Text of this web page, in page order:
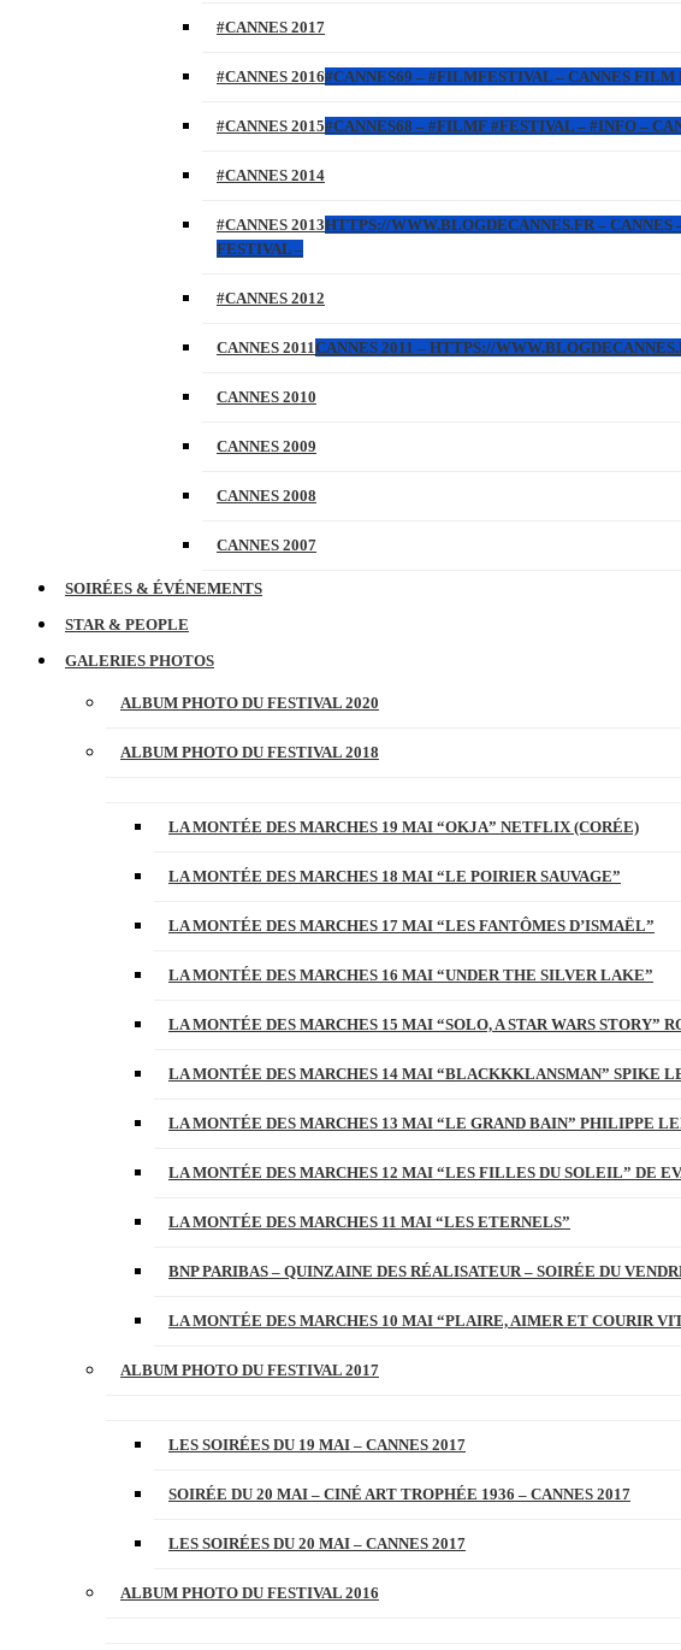
#CANNES 2017
#CANNES 2016#CANNES69 – #FILMFESTIVAL – CANNES
#CANNES 2015#CANNES68 – #FILMF #FESTIVAL – #INFO –
#CANNES 2014
#CANNES 2013HTTPS://WWW.BLOGDECANNES.FR –
FESTIVAL –
#CANNES 2012
CANNES 2011CANNES 2011 – HTTPS://
CANNES 2010
CANNES 2009
CANNES 2008
CANNES 2007
SOIRÉES & ÉVÉNEMENTS
STAR & PEOPLE
GALERIES PHOTOS
ALBUM PHOTO DU FESTIVAL 2020
ALBUM PHOTO DU FESTIVAL 2018
LA MONTÉE DES MARCHES 19 MAI “OKJA” NETFLIX (CORÉE)
LA MONTÉE DES MARCHES 18 MAI “LE POIRIER SAUVAGE”
LA MONTÉE DES MARCHES 17 MAI “LES FANTÔMES D’ISMAËL”
LA MONTÉE DES MARCHES 16 MAI “UNDER THE SILVER LAKE”
LA MONTÉE DES MARCHES 15 MAI “SOLO, A STAR WARS STORY”
LA MONTÉE DES MARCHES 14 MAI “BLACKKKLANSMAN” SPIKE
LA MONTÉE DES MARCHES 13 MAI “LE GRAND BAIN” PHILIPPE
LA MONTÉE DES MARCHES 12 MAI “LES FILLES DU SOLEIL” DE
LA MONTÉE DES MARCHES 11 MAI “LES ETERNELS”
BNP PARIBAS – QUINZAINE DES RÉALISATEUR – SOIRÉE DU
LA MONTÉE DES MARCHES 10 MAI “PLAIRE, AIMER ET COURIR
ALBUM PHOTO DU FESTIVAL 2017
LES SOIRÉES DU 19 MAI – CANNES 2017
SOIRÉE DU 20 MAI – CINÉ ART TROPHÉE 1936 – CANNES 2017
LES SOIRÉES DU 20 MAI – CANNES 2017
ALBUM PHOTO DU FESTIVAL 2016